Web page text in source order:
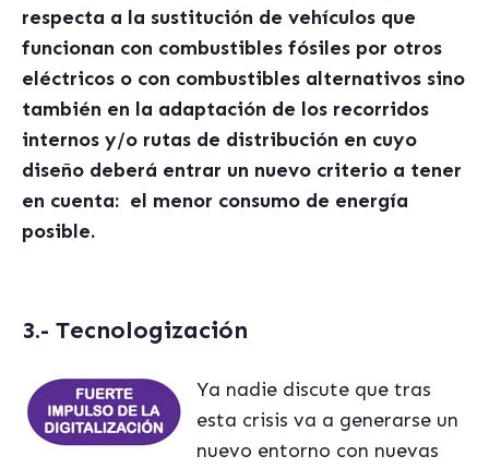
respecta a la sustitución de vehículos que
funcionan con combustibles fósiles por otros
eléctricos o con combustibles alternativos sino
también en la adaptación de los recorridos
internos y/o rutas de distribución en cuyo
diseño deberá entrar un nuevo criterio a tener
en cuenta: el menor consumo de energía
posible.
3.- Tecnologización
Ya nadie discute que tras
esta crisis va a generarse un
nuevo entorno con nuevas